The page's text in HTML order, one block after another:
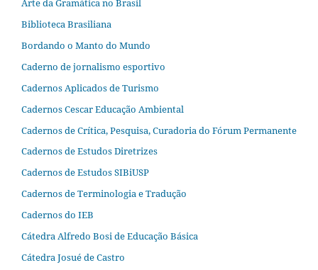
Arte da Gramática no Brasil
Biblioteca Brasiliana
Bordando o Manto do Mundo
Caderno de jornalismo esportivo
Cadernos Aplicados de Turismo
Cadernos Cescar Educação Ambiental
Cadernos de Crítica, Pesquisa, Curadoria do Fórum Permanente
Cadernos de Estudos Diretrizes
Cadernos de Estudos SIBiUSP
Cadernos de Terminologia e Tradução
Cadernos do IEB
Cátedra Alfredo Bosi de Educação Básica
Cátedra Josué de Castro